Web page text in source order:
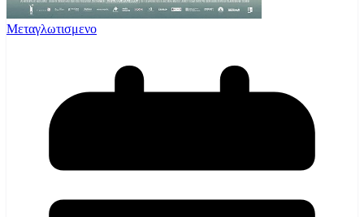
Μεταγλωτισμενο